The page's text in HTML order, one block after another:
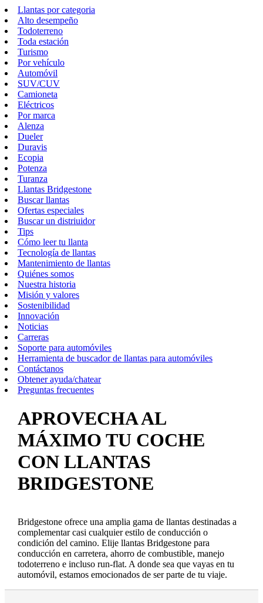
Llantas por categoria
Alto desempeño
Todoterreno
Toda estación
Turismo
Por vehículo
Automóvil
SUV/CUV
Camioneta
Eléctricos
Por marca
Alenza
Dueler
Duravis
Ecopia
Potenza
Turanza
Llantas Bridgestone
Buscar llantas
Ofertas especiales
Buscar un distriuidor
Tips
Cómo leer tu llanta
Tecnología de llantas
Mantenimiento de llantas
Quiénes somos
Nuestra historia
Misión y valores
Sostenibilidad
Innovación
Noticias
Carreras
Soporte para automóviles
Herramienta de buscador de llantas para automóviles
Contáctanos
Obtener ayuda/chatear
Preguntas frecuentes
APROVECHA AL
MÁXIMO TU COCHE
CON LLANTAS
BRIDGESTONE
Bridgestone ofrece una amplia gama de llantas destinadas a
complementar casi cualquier estilo de conducción o
condición del camino. Elije llantas Bridgestone para
conducción en carretera, ahorro de combustible, manejo
todoterreno e incluso run-flat. A donde sea que vayas en tu
automóvil, estamos emocionados de ser parte de tu viaje.